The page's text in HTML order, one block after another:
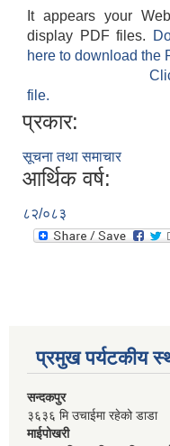
It appears your
display PDF files.
here to download the
file.
प्रकार:
सूचना तथा समाचार
आर्थिक वर्ष:
८२/०८३
प्रमुख पर्यटकीय
सन्दकपुर
३६३६ मि उचाईमा रहेको डाडा
माईपोखरी